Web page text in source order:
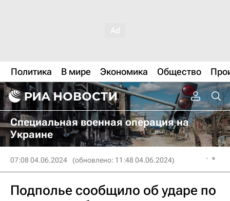
Политика В мире Экономика Общество
Специальная военная операция на
Украине
07:08 04.06.2024 (обновлено: 11:48 04.06.2024)
Подполье сообщило об ударе по